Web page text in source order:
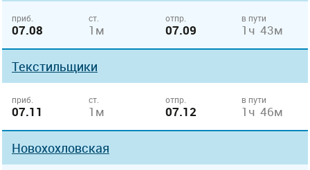
приб.
07.08
ст.
1м
отпр.
07.09
в пути
1ч 43м
Текстильщики
приб.
07.11
ст.
1м
отпр.
07.12
в пути
1ч 46м
Новохохловская